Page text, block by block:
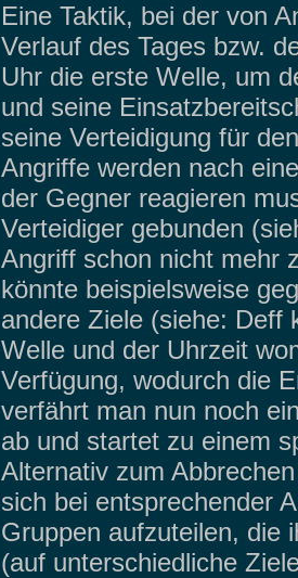
Eine Taktik, bei der von
Verlauf des Tages bzw.
Uhr die erste Welle, um
und seine
seine Verteidigung für
Angriffe werden nach
der Gegner reagieren
Verteidiger gebunden
Angriff schon nicht mehr
könnte beispielsweise
andere Ziele (siehe: Deff
Welle und der Uhrzeit
Verfügung, wodurch die
verfährt man nun noch
ab und startet zu einem
Alternativ zum
sich bei entsprechender
Gruppen aufzuteilen, die
(auf unterschiedliche